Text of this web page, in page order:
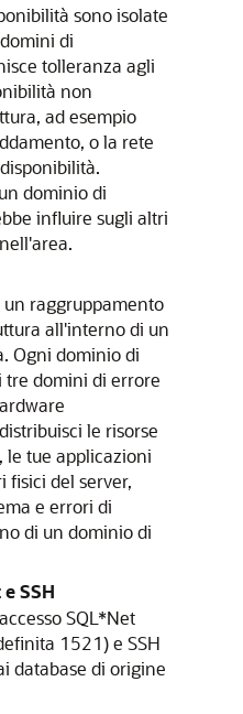
sono isolate
di
tolleranza agli
non
ad esempio
o la rete
dominio di
influire sugli altri
raggruppamento
all'interno di un
Ogni dominio di
tre domini di errore
le risorse
le tue applicazioni
fisici del server,
e errori di
di un dominio di
SSH
SQL*Net
1521) e SSH
database di origine